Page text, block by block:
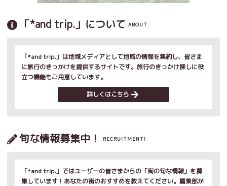
「*and trip.」について ABOUT
「*and trip.」は地域メディアとして地域の情報を集約し、皆さま
に旅行のきっかけを提供するサイトです。旅行のきっかけ探しに役
立つ機能もご用意しています。
詳しくはこちら
旬な情報募集中！ RECRUITMENT!
「*and trip.」ではユーザーの皆さまからの「街の旬な情報」を募
集しています！あなたの街のおすすめを教えてください。編集部が